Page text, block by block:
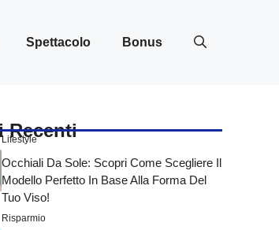
Spettacolo Bonus
Recenti
Lifestyle
Occhiali Da Sole: Scopri Come Scegliere Il
Modello Perfetto In Base Alla Forma Del
Tuo Viso!
Risparmio